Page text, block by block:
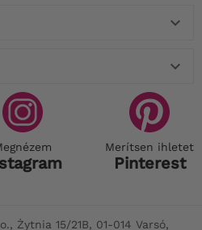


Merítsen ihletet
Pinterest
Żytnia 15/21B, 01-014 Varsó,